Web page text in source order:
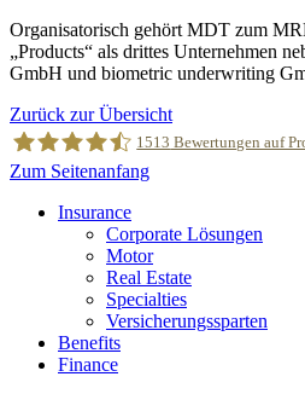
Organisatorisch gehört MDT zum
„Products“ als drittes Unternehmen
GmbH und biometric underwriting
Zurück zur Übersicht
MRH Trowe
1513 Bewertungen auf
Zum Seitenanfang
Insurance
Corporate Lösungen
Motor
Real Estate
Specialties
Versicherungssparten
Benefits
Finance